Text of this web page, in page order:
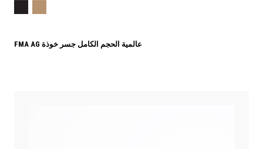
FMA AG عالمية الحجم الكامل جسر خوذة